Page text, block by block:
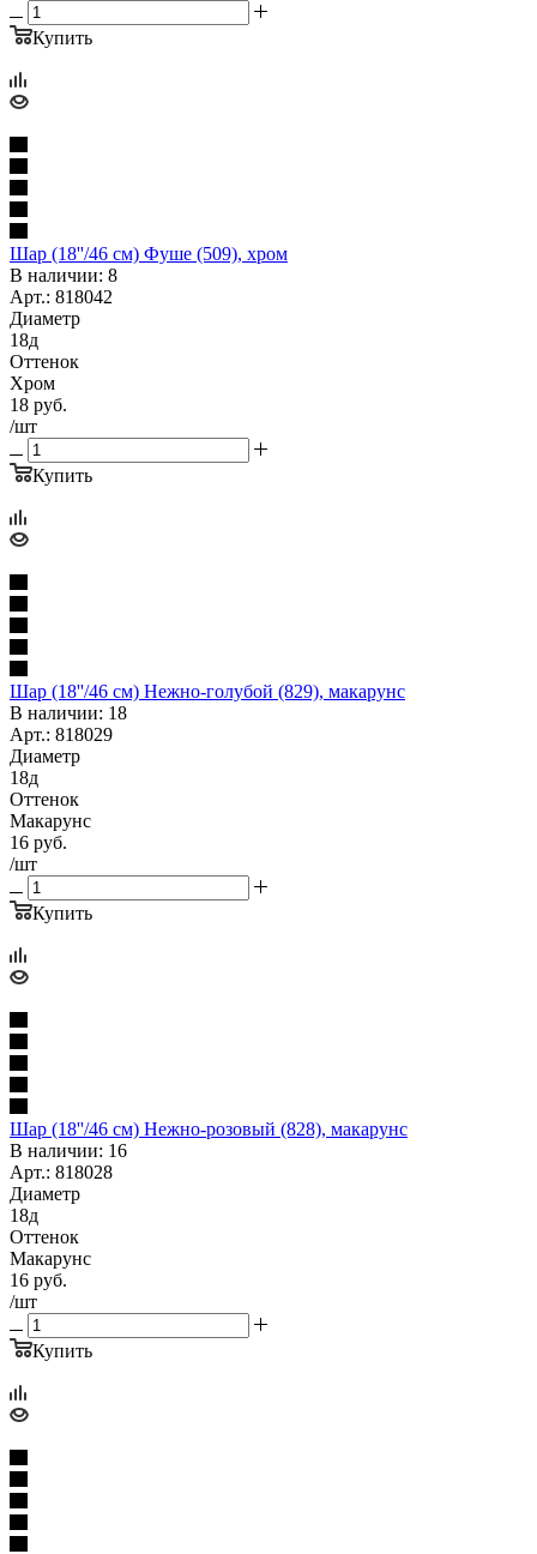
Купить
Шар (18''/46 см) Фуше (509), хром
В наличии: 8
Арт.: 818042
Диаметр
18д
Оттенок
Хром
18 руб.
/шт
Купить
Шар (18''/46 см) Нежно-голубой (829), макарунс
В наличии: 18
Арт.: 818029
Диаметр
18д
Оттенок
Макарунс
16 руб.
/шт
Купить
Шар (18''/46 см) Нежно-розовый (828), макарунс
В наличии: 16
Арт.: 818028
Диаметр
18д
Оттенок
Макарунс
16 руб.
/шт
Купить